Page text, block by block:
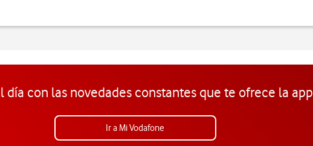
día con las novedades constantes que te ofrece la app
Ir a Mi Vodafone